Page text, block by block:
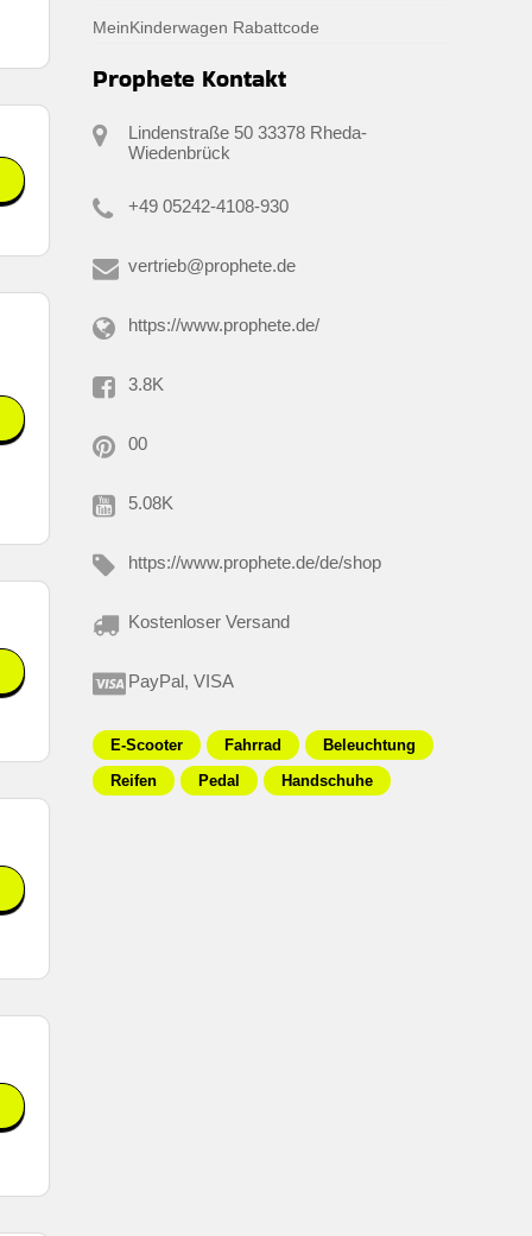
MeinKinderwagen Rabattcode
Prophete Kontakt
Lindenstraße 50 33378 Rheda-
Wiedenbrück
+49 05242-4108-930
vertrieb@prophete.de
https://www.prophete.de/
3.8K
00
5.08K
https://www.prophete.de/de/shop
Kostenloser Versand
PayPal, VISA
E-Scooter Fahrrad
Beleuchtung
Reifen
Pedal Handschuhe